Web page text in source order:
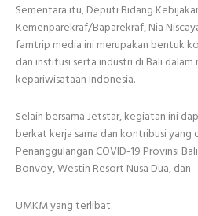
Sementara itu, Deputi Bidang
Kemenparekraf/Baparekraf, Nia
famtrip media ini merupakan bentuk
dan institusi serta industri di Bali
kepariwisataan Indonesia.
Selain bersama Jetstar, kegiatan ini
berkat kerja sama dan kontribusi yang
Penanggulangan COVID-19 Provinsi
Bonvoy, Westin Resort Nusa Dua, dan
UMKM yang terlibat.